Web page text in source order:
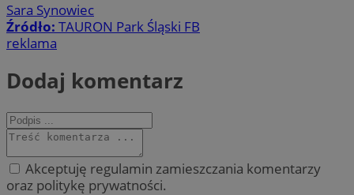
Sara Synowiec
Źródło: TAURON Park Śląski FB
reklama
Dodaj komentarz
Akceptuję regulamin zamieszczania komentarzy
oraz politykę prywatności.